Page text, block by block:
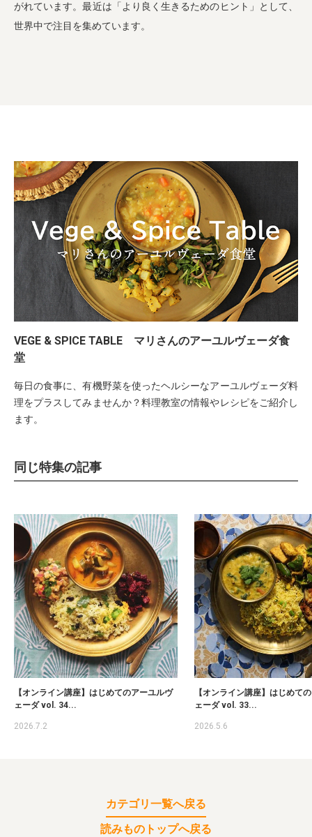
がれています。最近は「より良く生きるためのヒント」として、
世界中で注目を集めています。
VEGE & SPICE TABLE マリさんのアーユルヴェーダ食
堂
毎日の食事に、有機野菜を使ったヘルシーなアーユルヴェーダ料
理をプラスしてみませんか？料理教室の情報やレシピをご紹介し
ます。
同じ特集の記事
【オンライン講座】はじめてのアーユルヴ
ェーダ vol. 34...
2026.7.2
【オンライン講座】はじめて
ェーダ vol. 33...
2026.5.6
カテゴリ一覧へ戻る
読みものトップへ戻る